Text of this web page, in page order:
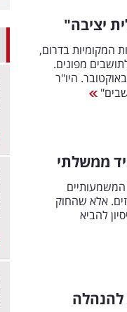
יציבה"
המקומיות בדרום,
מפונים.
חברי האיגוד סיירו בכפר עזה ויישובי האזור שנפגעו באירועי טבח ה-7 באוקטובר. היו"ר
ממשלתי
אלא שהחוק
להביא
להנהלה